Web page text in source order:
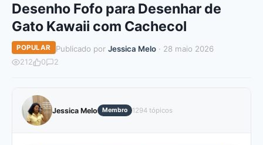
Desenho Fofo para Desenhar de
Gato Kawaii com Cachecol
POPULAR Publicado por Jessica Melo· 28 maio 2026
212 0 2
Jessica Melo Membro 1294 tópicos